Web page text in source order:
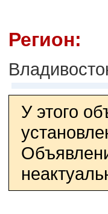
Регион:
У этого